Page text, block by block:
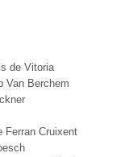
de Vitoria
Van Berchem
Ferran Cruixent